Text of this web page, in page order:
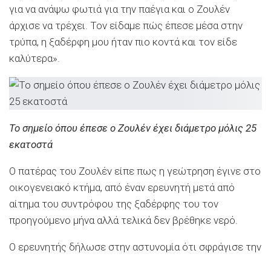
για να ανάψω φωτιά για την παέγια και ο Ζουλέν
άρχισε να τρέχει. Τον είδαμε πώς έπεσε μέσα στην
τρύπα, η ξαδέρφη μου ήταν πιο κοντά και τον είδε
καλύτερα».
Το σημείο όπου έπεσε ο Ζουλέν έχει διάμετρο μόλις 25
εκατοστά
Ο πατέρας του Ζουλέν είπε πως η γεώτρηση έγινε στο
οικογενειακό κτήμα, από έναν ερευνητή μετά από
αίτημα του συντρόφου της ξαδέρφης του τον
προηγούμενο μήνα αλλά τελικά δεν βρέθηκε νερό.
Ο ερευνητής δήλωσε στην αστυνομία ότι σφράγισε την